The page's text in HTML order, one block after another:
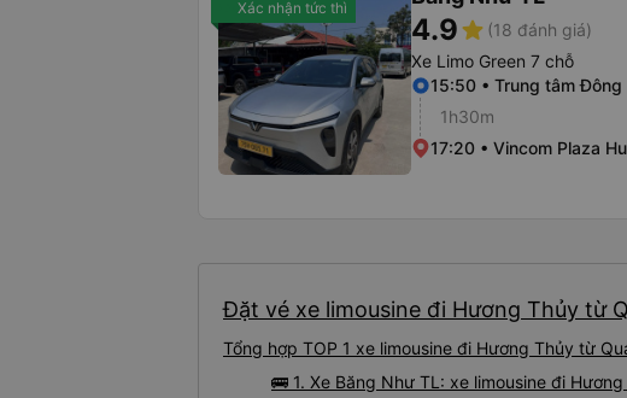
Xác nhận tức thì
4.9star (18 đánh giá)
Xe Limo Green 7 chỗ
15:50 • Trung tâm Đông
1h30m
17:20 • Vincom Plaza
Đặt vé xe limousine đi Hương Thủy từ
Tổng hợp TOP 1 xe limousine đi Hương Thủy từ
🚌 1. Xe Băng Như TL: xe limousine đi